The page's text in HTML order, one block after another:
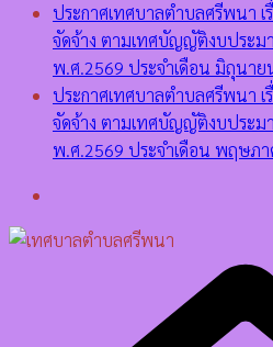
ประกาศเทศบาลตำบลศรีพนา เ
จัดจ้าง ตามเทศบัญญัติงบประ
พ.ศ.2569 ประจำเดือน มิถุนาย
ประกาศเทศบาลตำบลศรีพนา เ
จัดจ้าง ตามเทศบัญญัติงบประ
พ.ศ.2569 ประจำเดือน พฤษภ